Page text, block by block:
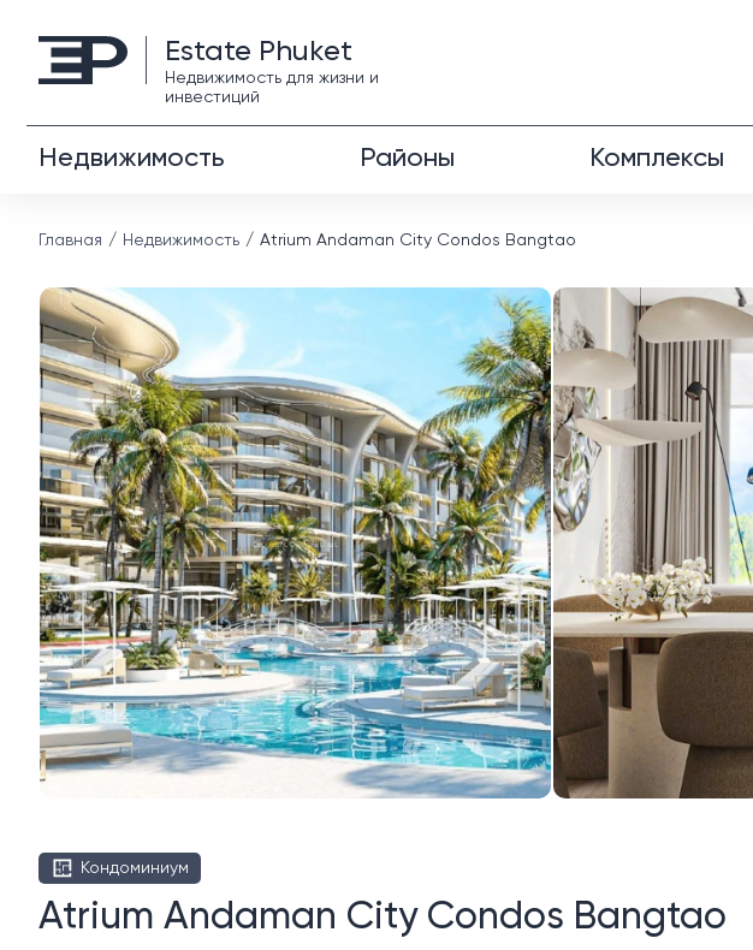
Estate Phuket
Недвижимость для жизни и
инвестиций
Недвижимость Районы Комплексы
Главная Недвижимость Atrium Andaman City Condos Bangtao
Кондоминиум
Atrium Andaman City Condos Bangtao